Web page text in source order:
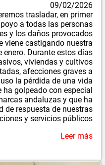
09/02/2026
trasladar, en primer
a todas las personas
y los daños provocados
viene castigando nuestra
enero. Durante estos días
viviendas y cultivos
afecciones graves a
la pérdida de una vida
golpeado con especial
andaluzas y que ha
de respuesta de nuestras
y servicios públicos.
Leer más